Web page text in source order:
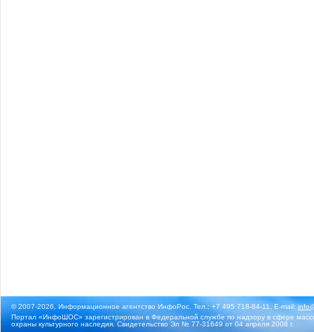
© 2007-2026, Информационное агентство ИнфоРос. Тел.: +7 495 718-84-11, E-mail:
Портал «ИнфоШОС» зарегистрирован в Федеральной службе по надзору в сфере
охраны культурного наследия. Свидетельство Эл № 77-31649 от 04 апреля 2008 г.